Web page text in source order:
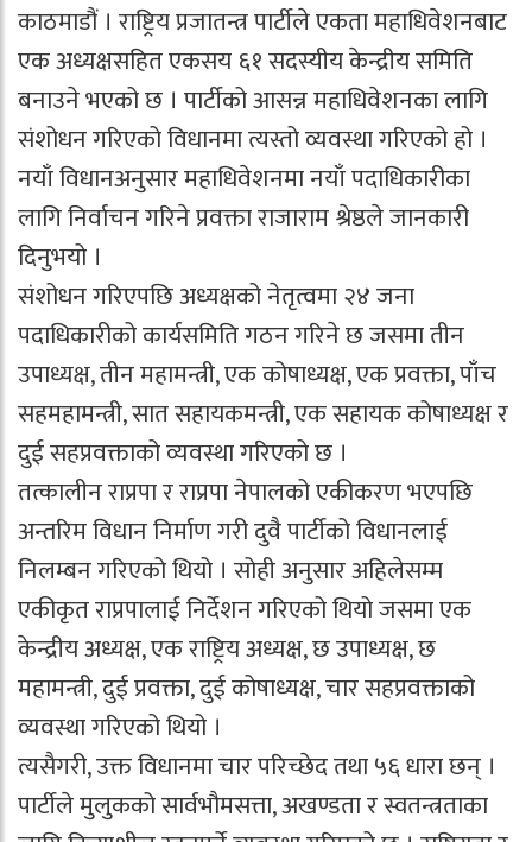
काठमाडौं । राष्ट्रिय प्रजातन्त्र पार्टीले एकता महाधिवेशनबाट
एक अध्यक्षसहित एकसय ६१ सदस्यीय केन्द्रीय समिति
बनाउने भएको छ । पार्टीको आसन्न महाधिवेशनका लागि
संशोधन गरिएको विधानमा त्यस्तो व्यवस्था गरिएको हो ।
नयाँ विधानअनुसार महाधिवेशनमा नयाँ पदाधिकारीका
लागि निर्वाचन गरिने प्रवक्ता राजाराम श्रेष्ठले जानकारी
दिनुभयो ।
संशोधन गरिएपछि अध्यक्षको नेतृत्वमा २४ जना
पदाधिकारीको कार्यसमिति गठन गरिने छ जसमा तीन
उपाध्यक्ष, तीन महामन्त्री, एक कोषाध्यक्ष, एक प्रवक्ता, पाँच
सहमहामन्त्री, सात सहायकमन्त्री, एक सहायक कोषाध्यक्ष र
दुई सहप्रवक्ताको व्यवस्था गरिएको छ ।
तत्कालीन राप्रपा र राप्रपा नेपालको एकीकरण भएपछि
अन्तरिम विधान निर्माण गरी दुवै पार्टीको विधानलाई
निलम्बन गरिएको थियो । सोही अनुसार अहिलेसम्म
एकीकृत राप्रपालाई निर्देशन गरिएको थियो जसमा एक
केन्द्रीय अध्यक्ष, एक राष्ट्रिय अध्यक्ष, छ उपाध्यक्ष, छ
महामन्त्री, दुई प्रवक्ता, दुई कोषाध्यक्ष, चार सहप्रवक्ताको
व्यवस्था गरिएको थियो ।
त्यसैगरी, उक्त विधानमा चार परिच्छेद तथा ५६ धारा छन् ।
पार्टीले मुलुकको सार्वभौमसत्ता, अखण्डता र स्वतन्त्रताका